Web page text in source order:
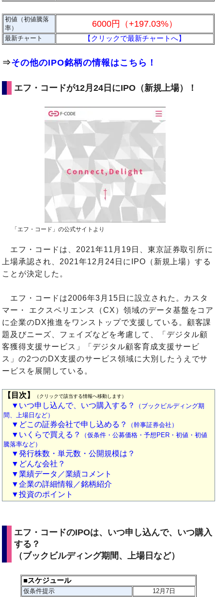
初値（初値騰落
率）
6000円（+197.03%）
最新チャート 【クリックで最新チャートへ】
⇒その他のIPO銘柄の情報はこちら！
エフ・コードが12月24日にIPO（新規上場）！
「エフ・コード」の公式サイトより
エフ・コードは、2021年11月19日、東京証券取引所に
上場承認され、2021年12月24日にIPO（新規上場）する
ことが決定した。
エフ・コードは2006年3月15日に設立された。カスタ
マー・ エクスペリエンス（CX）領域のデータ基盤をコア
に企業のDX推進をワンストップで支援している。顧客課
題及びニーズ、フェイズなどを考慮して、「デジタル顧
客獲得支援サービス」「デジタル顧客育成支援サービ
ス」の2つのDX支援のサービス領域に大別したうえでサ
ービスを展開している。
【目次】 （クリックで該当する情報へ移動します）
▼いつ申し込んで、いつ購入する？
（ブックビルディング期
間、上場日など）
▼どこの証券会社で申し込める？ （幹事証券会社）
▼いくらで買える？
（仮条件・公募価格・予想PER・初値・初値
騰落率など）
▼発行株数・単元数・公開規模は？
▼どんな会社？
▼業績データ／業績コメント
▼企業の詳細情報／銘柄紹介
▼投資のポイント
エフ・コードのIPOは、いつ申し込んで、いつ購入
する？
（ブックビルディング期間、上場日など）
■スケジュール
仮条件提示 12月7日